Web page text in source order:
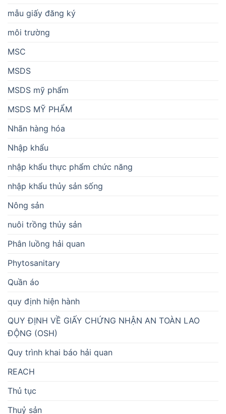
mẫu giấy đăng ký
môi trường
MSC
MSDS
MSDS mỹ phẩm
MSDS MỸ PHẨM
Nhãn hàng hóa
Nhập khẩu
nhập khẩu thực phẩm chức năng
nhập khẩu thủy sản sống
Nông sản
nuôi trồng thủy sản
Phân luồng hải quan
Phytosanitary
Quần áo
quy định hiện hành
QUY ĐỊNH VỀ GIẤY CHỨNG NHẬN AN TOÀN LAO
ĐỘNG (OSH)
Quy trình khai báo hải quan
REACH
Thủ tục
Thuỷ sản